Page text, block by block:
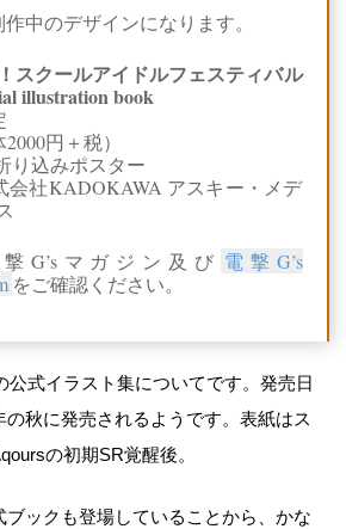
中のデザインになります。
スクールアイドルフェスティバル
illustration book
円＋税）
り込みポスター
会社KADOKAWA アスキー・メデ
G’sマガジン及び 電撃G’s
をご確認ください。
公式イラスト集についてです。発売日
秋に発売されるようです。表紙はス
の初期SR覚醒後。
ックも登場していることから、かな